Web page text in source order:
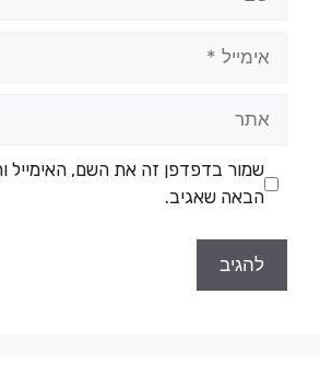
שמור בדפדפן זה את השם, האימייל
הבאה שאגיב.